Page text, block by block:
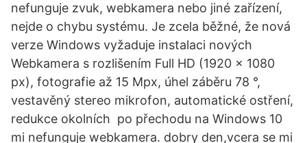
nefunguje zvuk, webkamera nebo jiné zařízení,
nejde o chybu systému. Je zcela běžné, že nová
verze Windows vyžaduje instalaci nových
Webkamera s rozlišením Full HD (1920 × 1080
px), fotografie až 15 Mpx, úhel záběru 78 °,
vestavěný stereo mikrofon, automatické ostření,
redukce okolních po přechodu na Windows 10
mi nefunguje webkamera. dobry den,vcera se mi